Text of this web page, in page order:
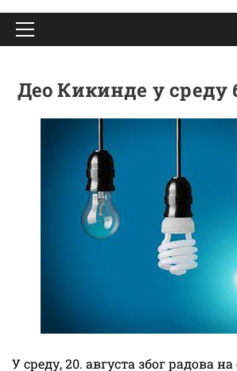
Примарy
Део Кикинде у среду
У среду, 20. августа због радова